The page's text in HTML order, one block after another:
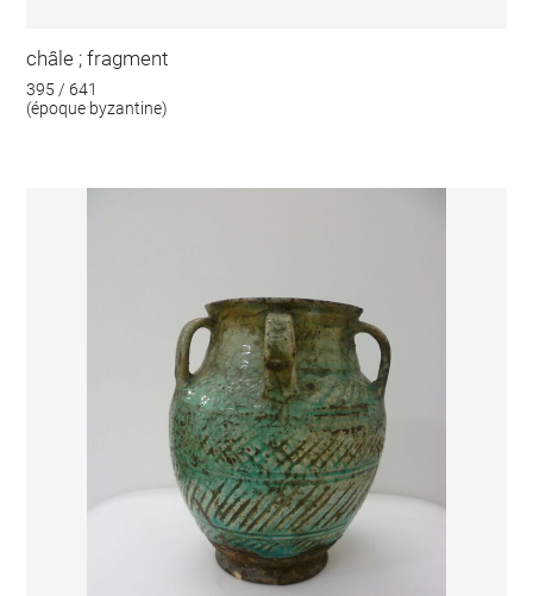
châle ; fragment
395 / 641
(époque byzantine)